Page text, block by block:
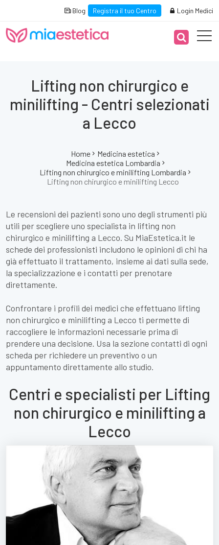
Blog Registra il tuo Centro Login Medici
Lifting non chirurgico e
minilifting - Centri selezionati
a Lecco
Home
Medicina estetica
Medicina estetica Lombardia
Lifting non chirurgico e minilifting Lombardia
Lifting non chirurgico e minilifting Lecco
Le recensioni dei pazienti sono uno degli strumenti più
utili per scegliere uno specialista in lifting non
chirurgico e minilifting a Lecco. Su MiaEstetica.it le
schede dei professionisti includono le opinioni di chi ha
già effettuato il trattamento, insieme ai dati sulla sede,
la specializzazione e i contatti per prenotare
direttamente.
Confrontare i profili dei medici che effettuano lifting
non chirurgico e minilifting a Lecco ti permette di
raccogliere le informazioni necessarie prima di
prendere una decisione. Usa la sezione contatti di ogni
scheda per richiedere un preventivo o un
appuntamento direttamente allo studio.
Centri e specialisti per Lifting
non chirurgico e minilifting a
Lecco